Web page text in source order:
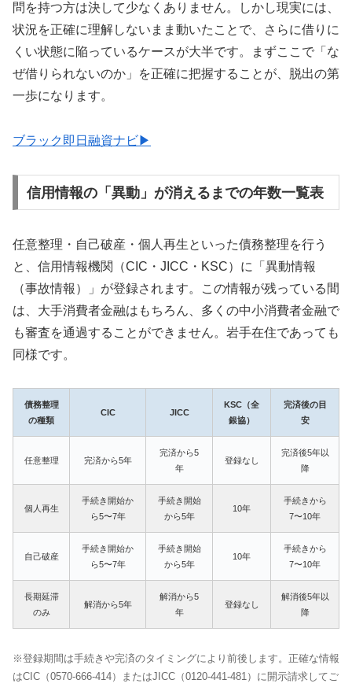
問を持つ方は決して少なくありません。しかし現実には、
状況を正確に理解しないまま動いたことで、さらに借りに
くい状態に陥っているケースが大半です。まずここで「な
ぜ借りられないのか」を正確に把握することが、脱出の第
一歩になります。
ブラック即日融資ナビ▶
信用情報の「異動」が消えるまでの年数一覧表
任意整理・自己破産・個人再生といった債務整理を行う
と、信用情報機関（CIC・JICC・KSC）に「異動情報
（事故情報）」が登録されます。この情報が残っている間
は、大手消費者金融はもちろん、多くの中小消費者金融で
も審査を通過することができません。岩手在住であっても
同様です。
債務整理
の種類
CIC JICC
KSC（全
銀協）
完済後の目
安
任意整理 完済から5年
完済から5
年
登録なし
完済後5年以
降
個人再生
手続き開始か
ら5〜7年
手続き開始
から5年
10年
手続きから
7〜10年
自己破産
手続き開始か
ら5〜7年
手続き開始
から5年
10年
手続きから
7〜10年
長期延滞
のみ
解消から5年
解消から5
年
登録なし
解消後5年以
降
※登録期間は手続きや完済のタイミングにより前後します。正確な情報
はCIC（0570-666-414）またはJICC（0120-441-481）に開示請求してご